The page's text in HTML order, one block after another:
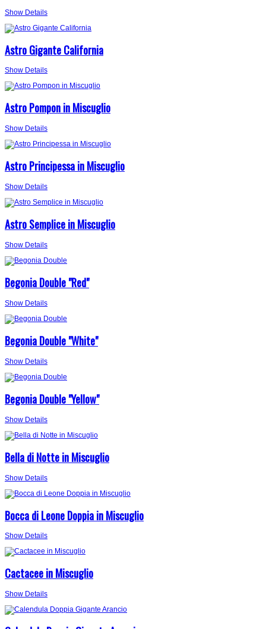
Show Details
Astro Gigante California
Show Details
Astro Pompon in Miscuglio
Show Details
Astro Principessa in Miscuglio
Show Details
Astro Semplice in Miscuglio
Show Details
Begonia Double "Red"
Show Details
Begonia Double "White"
Show Details
Begonia Double "Yellow"
Show Details
Bella di Notte in Miscuglio
Show Details
Bocca di Leone Doppia in Miscuglio
Show Details
Cactacee in Miscuglio
Show Details